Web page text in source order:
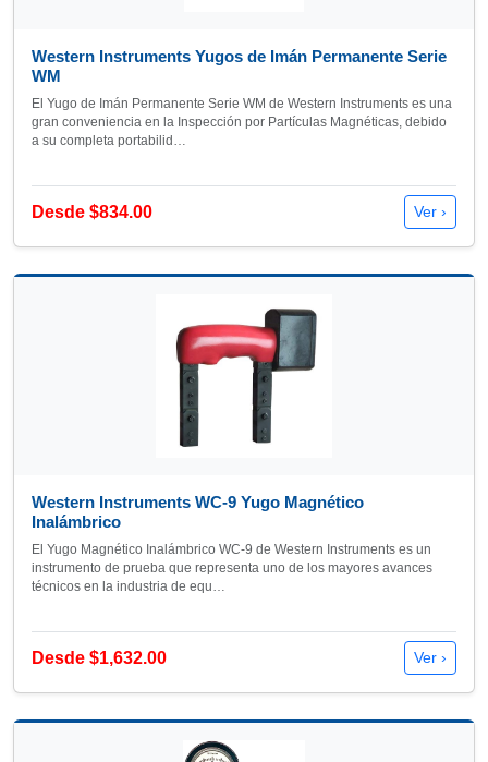
Western Instruments Yugos de Imán Permanente Serie
WM
El Yugo de Imán Permanente Serie WM de Western Instruments es una
gran conveniencia en la Inspección por Partículas Magnéticas, debido
a su completa portabilid…
Desde $834.00 Ver ›
Western Instruments WC-9 Yugo Magnético
Inalámbrico
El Yugo Magnético Inalámbrico WC-9 de Western Instruments es un
instrumento de prueba que representa uno de los mayores avances
técnicos en la industria de equ…
Desde $1,632.00 Ver ›